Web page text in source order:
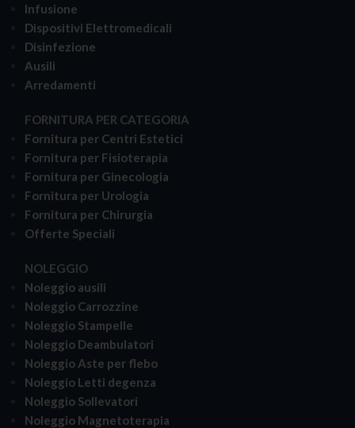
Infusione
Dispositivi Elettromedicali
Disinfezione
Ausili
Arredamenti
FORNITURA PER CATEGORIA
Fornitura per Centri Estetici
Fornitura per Fisioterapia
Fornitura per Ginecologia
Fornitura per Urologia
Fornitura per Chirurgia
Offerte Speciali
NOLEGGIO
Noleggio ausili
Noleggio Carrozzine
Noleggio Stampelle
Noleggio Deambulatori
Noleggio Aste per flebo
Noleggio Letti degenza
Noleggio Sollevatori
Noleggio Magnetoterapia